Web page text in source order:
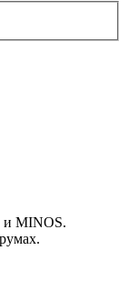
и MINOS.